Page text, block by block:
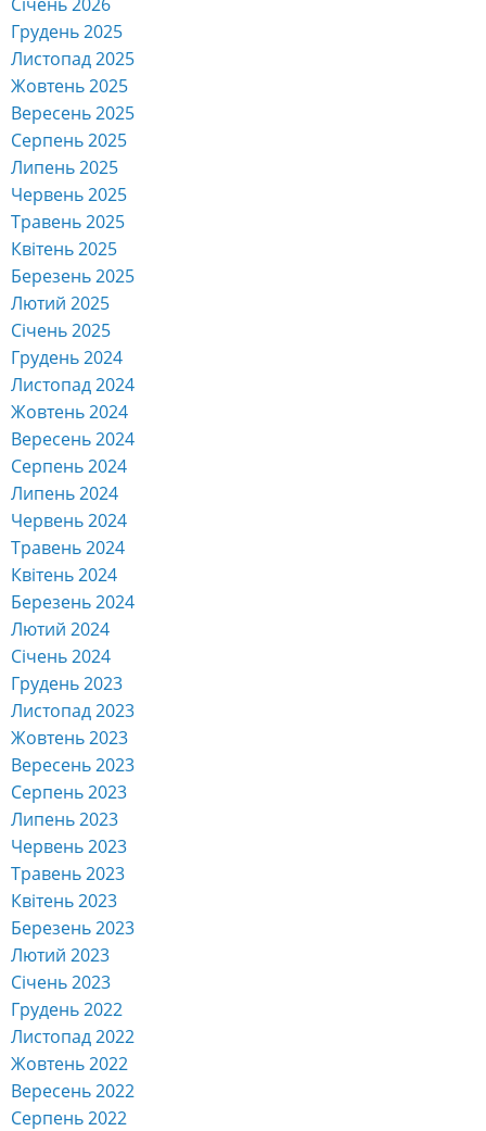
Грудень 2025
Листопад 2025
Жовтень 2025
Вересень 2025
Серпень 2025
Липень 2025
Червень 2025
Травень 2025
Квітень 2025
Березень 2025
Лютий 2025
Січень 2025
Грудень 2024
Листопад 2024
Жовтень 2024
Вересень 2024
Серпень 2024
Липень 2024
Червень 2024
Травень 2024
Квітень 2024
Березень 2024
Лютий 2024
Січень 2024
Грудень 2023
Листопад 2023
Жовтень 2023
Вересень 2023
Серпень 2023
Липень 2023
Червень 2023
Травень 2023
Квітень 2023
Березень 2023
Лютий 2023
Січень 2023
Грудень 2022
Листопад 2022
Жовтень 2022
Вересень 2022
Серпень 2022